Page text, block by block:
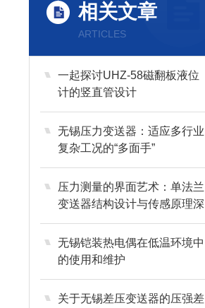
相关文章
ARTICLES
一起探讨UHZ-58磁翻板液位
计的竖直管设计
无锡压力变送器：适应多行业
复杂工况的“多面手”
压力测量的界面艺术：单法兰
变送器结构设计与传感原理深
度剖析
无锡铠装热电偶在低温环境中
的使用和维护
关于无锡差压变送器的压强差